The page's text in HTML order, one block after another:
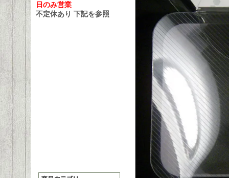
日のみ営業
不定休あり 下記を参照